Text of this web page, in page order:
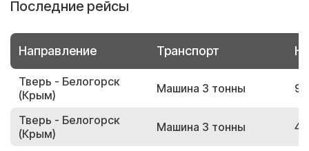
Последние рейсы
Направление Транспорт
Тверь - Белогорск
(Крым)
Машина 3 тонны
Тверь - Белогорск
(Крым)
Машина 3 тонны